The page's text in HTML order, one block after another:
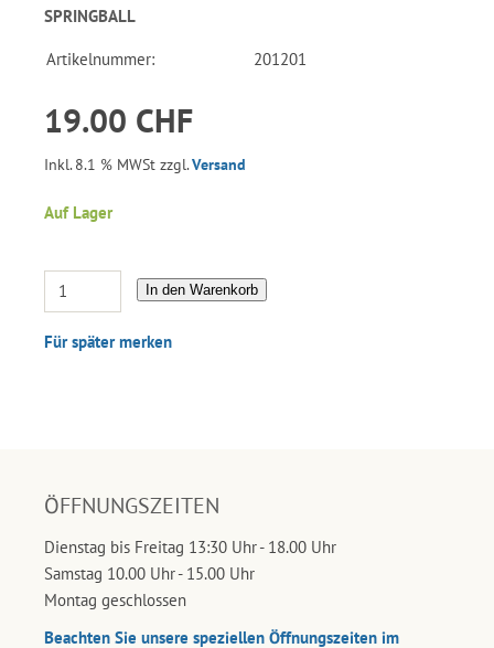
SPRINGBALL
Artikelnummer: 201201
19.00 CHF
Inkl. 8.1 % MWSt zzgl.Versand
Auf Lager
In den Warenkorb
Für später merken
ÖFFNUNGSZEITEN
Dienstag bis Freitag 13:30 Uhr - 18.00 Uhr
Samstag 10.00 Uhr - 15.00 Uhr
Montag geschlossen
Beachten Sie unsere speziellen Öffnungszeiten im